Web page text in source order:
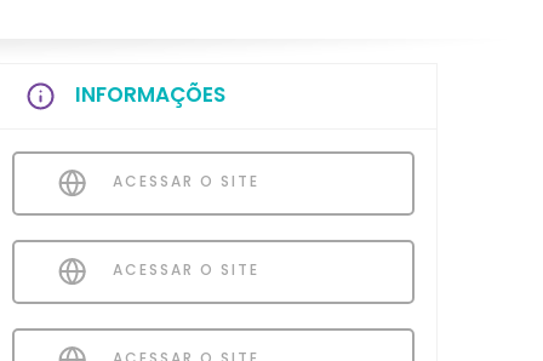
INFORMAÇÕES
ACESSAR O SITE
ACESSAR O SITE